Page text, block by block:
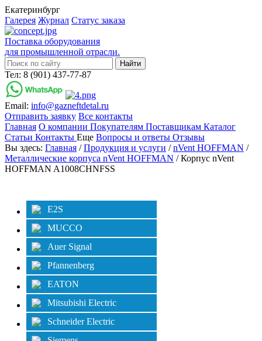
Екатеринбург
Галерея Журнал Статус заказа
Поставка оборудования
для промышленной отрасли.
Тел: 8 (901) 437-77-87
Email: info@gazneftdetal.ru
Отправить заявку Все контакты
Главная О компании Покупателям Поставщикам Каталог
Статьи Контакты Еще Вопросы и ответы Отзывы
Вы здесь: Главная /Продукция и услуги /nVent HOFFMAN /
Металлические корпуса nVent HOFFMAN / Корпус nVent
HOFFMAN A1008CHNFSS
E2S
MUCCO
Auer Signal
Pfannenberg
EATON
Mitsubishi Electric
Schneider Electric